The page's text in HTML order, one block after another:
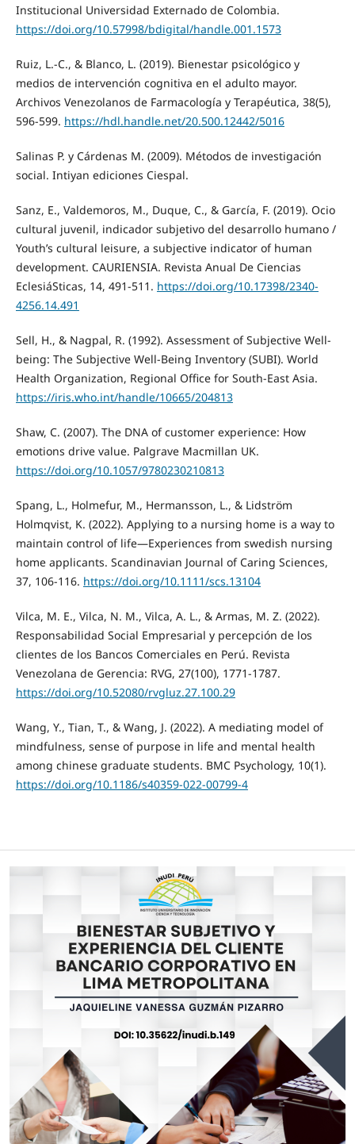
Institucional Universidad Externado de Colombia.
https://doi.org/10.57998/bdigital/handle.001.1573
Ruiz, L.-C., & Blanco, L. (2019). Bienestar psicológico y
medios de intervención cognitiva en el adulto mayor.
Archivos Venezolanos de Farmacología y Terapéutica, 38(5),
596-599. https://hdl.handle.net/20.500.12442/5016
Salinas P. y Cárdenas M. (2009). Métodos de investigación
social. Intiyan ediciones Ciespal.
Sanz, E., Valdemoros, M., Duque, C., & García, F. (2019). Ocio
cultural juvenil, indicador subjetivo del desarrollo humano /
Youth’s cultural leisure, a subjective indicator of human
development. CAURIENSIA. Revista Anual De Ciencias
EclesiáSticas, 14, 491-511. https://doi.org/10.17398/2340-
4256.14.491
Sell, H., & Nagpal, R. (1992). Assessment of Subjective Well-
being: The Subjective Well-Being Inventory (SUBI). World
Health Organization, Regional Office for South-East Asia.
https://iris.who.int/handle/10665/204813
Shaw, C. (2007). The DNA of customer experience: How
emotions drive value. Palgrave Macmillan UK.
https://doi.org/10.1057/9780230210813
Spang, L., Holmefur, M., Hermansson, L., & Lidström
Holmqvist, K. (2022). Applying to a nursing home is a way to
maintain control of life—Experiences from swedish nursing
home applicants. Scandinavian Journal of Caring Sciences,
37, 106-116. https://doi.org/10.1111/scs.13104
Vilca, M. E., Vilca, N. M., Vilca, A. L., & Armas, M. Z. (2022).
Responsabilidad Social Empresarial y percepción de los
clientes de los Bancos Comerciales en Perú. Revista
Venezolana de Gerencia: RVG, 27(100), 1771-1787.
https://doi.org/10.52080/rvgluz.27.100.29
Wang, Y., Tian, T., & Wang, J. (2022). A mediating model of
mindfulness, sense of purpose in life and mental health
among chinese graduate students. BMC Psychology, 10(1).
https://doi.org/10.1186/s40359-022-00799-4